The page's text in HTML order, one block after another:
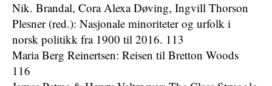
Nik. Brandal, Cora Alexa Døving, Ingvill Thorson
Plesner (red.): Nasjonale minoriteter og urfolk i
norsk politikk fra 1900 til 2016. 113
Maria Berg Reinertsen: Reisen til Bretton Woods
116